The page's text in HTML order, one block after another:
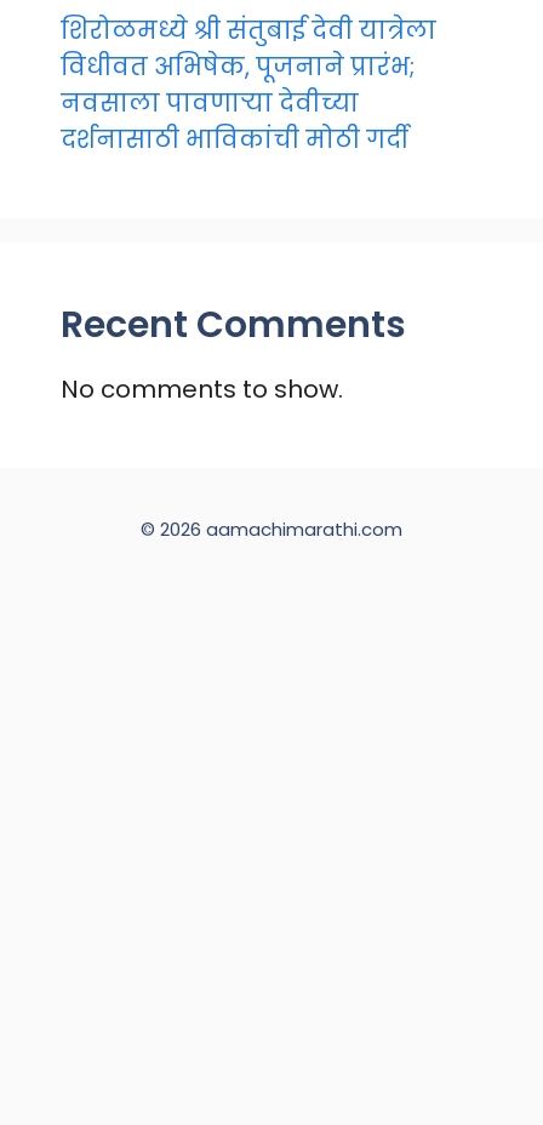
शिरोळमध्ये श्री संतुबाई देवी यात्रेला
विधीवत अभिषेक, पूजनाने प्रारंभ;
नवसाला पावणाऱ्या देवीच्या
दर्शनासाठी भाविकांची मोठी गर्दी
Recent Comments
No comments to show.
© 2026 aamachimarathi.com